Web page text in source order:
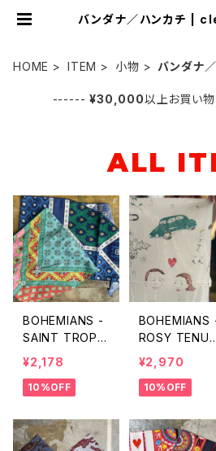
バンダナ／ハンカチ |
HOME ITEM 小物 バンダナ
------¥30,000以上お買い
ALL
BOHEMIANS -
SAINT TROPE
Z (サントロペ)
ネックバンダナ
ストール
¥2,178
10%OFF
BOHEMIANS
ROSY
UI（手ぬぐい）
¥2,970
10%OFF